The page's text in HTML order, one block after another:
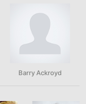
Barry Ackroyd